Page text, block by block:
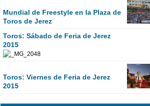
Mundial de Freestyle en la Plaza de
Toros de Jerez
Toros: Sábado de Feria de Jerez
2015
Toros: Viernes de Feria de Jerez
2015